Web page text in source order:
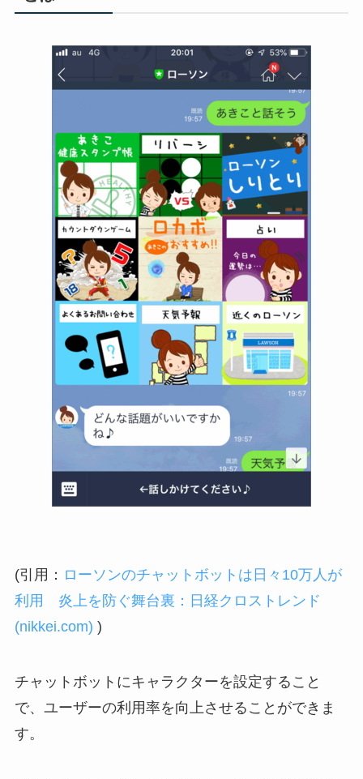
(引用： ローソンのチャットボットは日々10万人が
利用 炎上を防ぐ舞台裏：日経クロストレンド
(nikkei.com) )
チャットボットにキャラクターを設定すること
で、ユーザーの利用率を向上させることができま
す。